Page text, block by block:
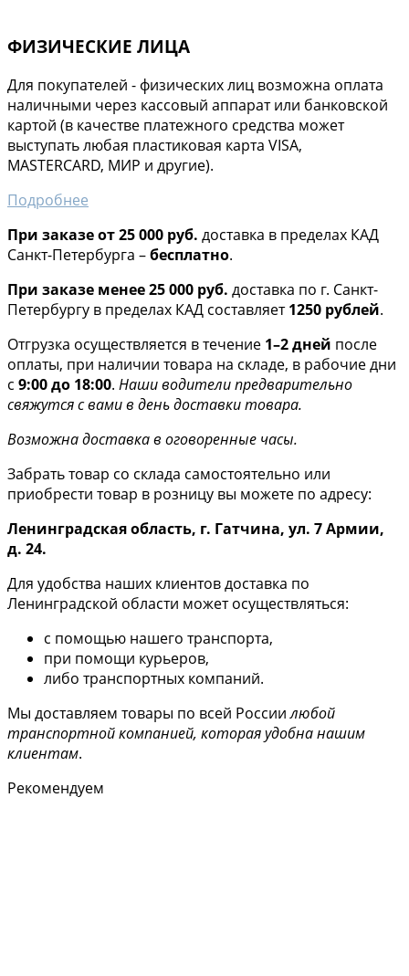
ФИЗИЧЕСКИЕ ЛИЦА
Для покупателей - физических лиц возможна оплата
наличными через кассовый аппарат или банковской
картой (в качестве платежного средства может
выступать любая пластиковая карта VISA,
MASTERCARD, МИР и другие).
Подробнее
При заказе от 25 000 руб. доставка в пределах КАД
Санкт-Петербурга –бесплатно.
При заказе менее 25 000 руб. доставка по г. Санкт-
Петербургу в пределах КАД составляет1250 рублей.
Отгрузка осуществляется в течение 1–2 дней после
оплаты, при наличии товара на складе, в рабочие дни
с 9:00 до 18:00. Наши водители предварительно
свяжутся с вами в день доставки товара.
Возможна доставка в оговоренные часы.
Забрать товар со склада самостоятельно или
приобрести товар в розницу вы можете по адресу:
Ленинградская область, г. Гатчина, ул. 7 Армии,
д. 24.
Для удобства наших клиентов доставка по
Ленинградской области может осуществляться:
с помощью нашего транспорта,
при помощи курьеров,
либо транспортных компаний.
Мы доставляем товары по всей Россиилюбой
транспортной компанией, которая удобна нашим
клиентам.
Рекомендуем